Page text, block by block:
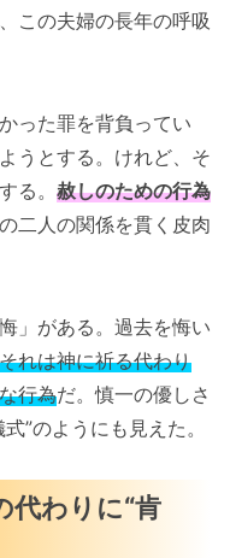
この夫婦の長年の呼吸
った罪を背負ってい
うとする。けれど、そ
る。 赦しのための行為
二人の関係を貫く皮肉
」がある。過去を悔い
それは神に祈る代わり
行為だ。慎一の優しさ
”のようにも見えた。
代わりに“肯